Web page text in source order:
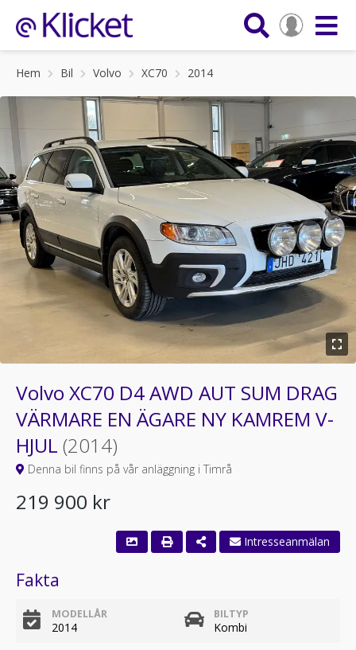
Hem Bil Volvo XC70 2014
Volvo XC70 D4 AWD AUT SUM DRAG
VÄRMARE EN ÄGARE NY KAMREM V-
HJUL (2014)
Denna bil finns på vår anläggning i Timrå
219 900 kr
Fakta
MODELLÅR
2014
BILTYP
Kombi